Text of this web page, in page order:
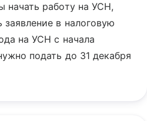
работу на УСН,
в налоговую
на УСН с начала
подать до 31 декабря